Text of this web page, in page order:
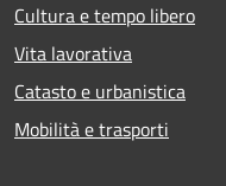
Cultura e tempo libero
Vita lavorativa
Catasto e urbanistica
Mobilità e trasporti